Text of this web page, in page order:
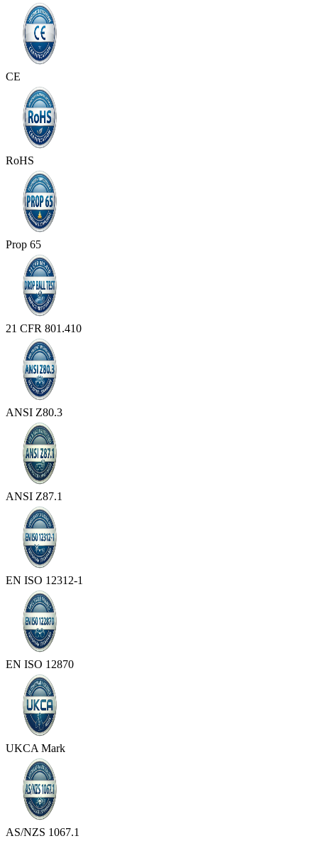
CE
RoHS
Prop 65
21 CFR 801.410
ANSI Z80.3
ANSI Z87.1
EN ISO 12312-1
EN ISO 12870
UKCA Mark
AS/NZS 1067.1